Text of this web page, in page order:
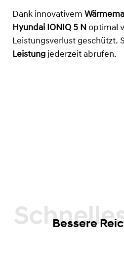
Dank innovativem
Hyundai IONIQ 5 N optimal
Leistungsverlust geschützt.
Leistung jederzeit abrufen.
Schnelles
Bessere